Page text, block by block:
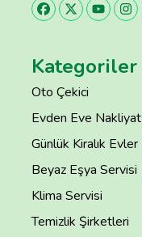
Kategoriler
Oto Çekici
Evden Eve Nakliyat
Günlük Kiralık Evler
Beyaz Eşya Servisi
Klima Servisi
Temizlik Şirketleri